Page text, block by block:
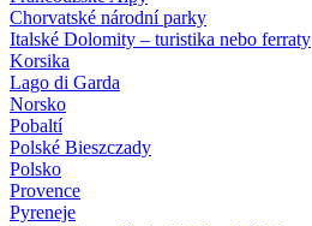
Chorvatské národní parky
Italské Dolomity – turistika nebo ferraty
Korsika
Lago di Garda
Norsko
Pobaltí
Polské Bieszczady
Polsko
Provence
Pyreneje